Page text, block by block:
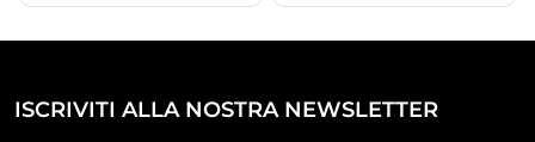
ISCRIVITI ALLA NOSTRA NEWSLETTER